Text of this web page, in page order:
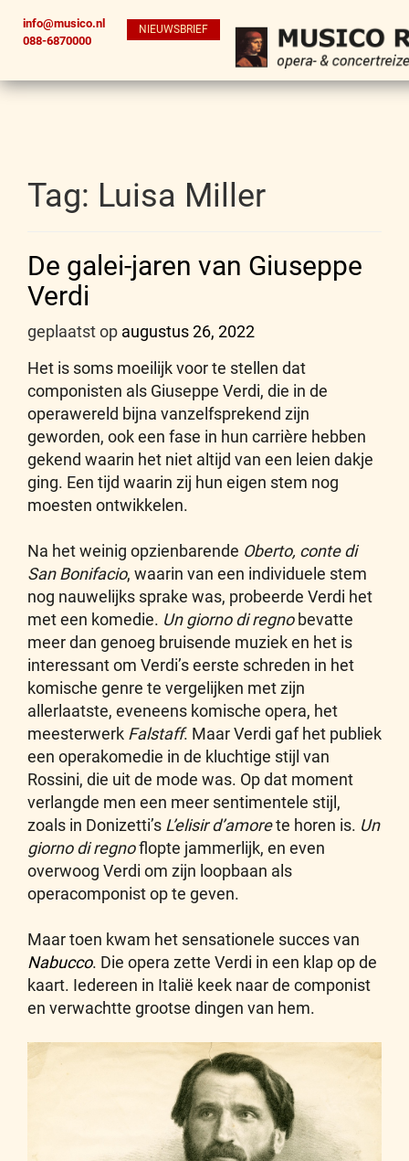
info@musico.nl
088-6870000
NIEUWSBRIEF
Tag: Luisa Miller
De galei-jaren van Giuseppe
Verdi
geplaatst op augustus 26, 2022
Het is soms moeilijk voor te stellen dat
componisten als Giuseppe Verdi, die in de
operawereld bijna vanzelfsprekend zijn
geworden, ook een fase in hun carrière hebben
gekend waarin het niet altijd van een leien dakje
ging. Een tijd waarin zij hun eigen stem nog
moesten ontwikkelen.
Na het weinig opzienbarende Oberto, conte di
San Bonifacio, waarin van een individuele stem
nog nauwelijks sprake was, probeerde Verdi het
met een komedie. Un giorno di regnobevatte
meer dan genoeg bruisende muziek en het is
interessant om Verdi’s eerste schreden in het
komische genre te vergelijken met zijn
allerlaatste, eveneens komische opera, het
meesterwerk Falstaff. Maar Verdi gaf het publiek
een operakomedie in de kluchtige stijl van
Rossini, die uit de mode was. Op dat moment
verlangde men een meer sentimentele stijl,
zoals in Donizetti’s L’elisir d’amorete horen is. Un
giorno di regnoflopte jammerlijk, en even
overwoog Verdi om zijn loopbaan als
operacomponist op te geven.
Maar toen kwam het sensationele succes van
Nabucco. Die opera zette Verdi in een klap op de
kaart. Iedereen in Italië keek naar de componist
en verwachtte grootse dingen van hem.